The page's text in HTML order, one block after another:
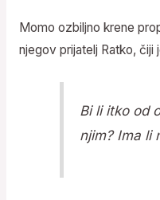
Momo ozbiljno krene
njegov prijatelj Ratko, čiji
Bi li itko od
njim? Ima li